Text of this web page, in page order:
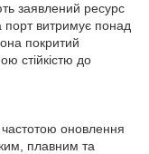
заявлений ресурс
витримує понад
покритий
стійкістю до
оновлення
плавним та